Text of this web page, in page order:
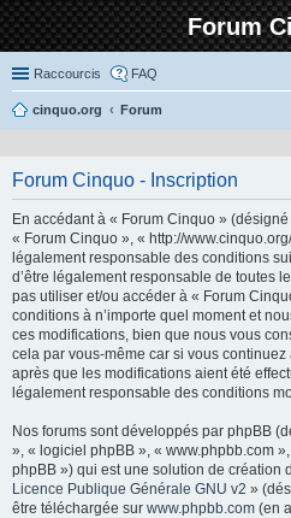
Forum
Raccourcis FAQ
cinquo.org
Forum
Forum Cinquo - Inscription
En accédant à « Forum Cinquo »
« Forum Cinquo », « http://
légalement responsable des conditions
d’être légalement responsable de toutes
pas utiliser et/ou accéder à « Forum
conditions à n’importe quel moment et
ces modifications, bien que nous vous
cela par vous-même car si vous
après que les modifications aient été
légalement responsable des conditions
Nos forums sont développés par phpBB
», « logiciel phpBB », « www.phpbb.com
phpBB ») qui est une solution de création
Licence Publique Générale GNU v2 »
être téléchargée sur www.phpbb.com (en